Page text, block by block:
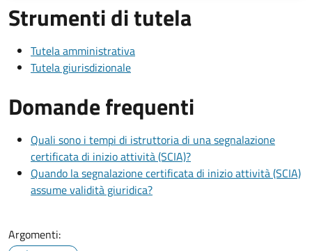
Strumenti di tutela
Tutela amministrativa
Tutela giurisdizionale
Domande frequenti
Quali sono i tempi di istruttoria di una segnalazione
certificata di inizio attività (SCIA)?
Quando la segnalazione certificata di inizio attività (SCIA)
assume validità giuridica?
Argomenti: